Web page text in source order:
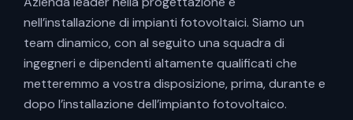
nell’installazione di impianti fotovoltaici. Siamo un
team dinamico, con al seguito una squadra di
ingegneri e dipendenti altamente qualificati che
metteremmo a vostra disposizione, prima, durante e
dopo l’installazione dell’impianto fotovoltaico.